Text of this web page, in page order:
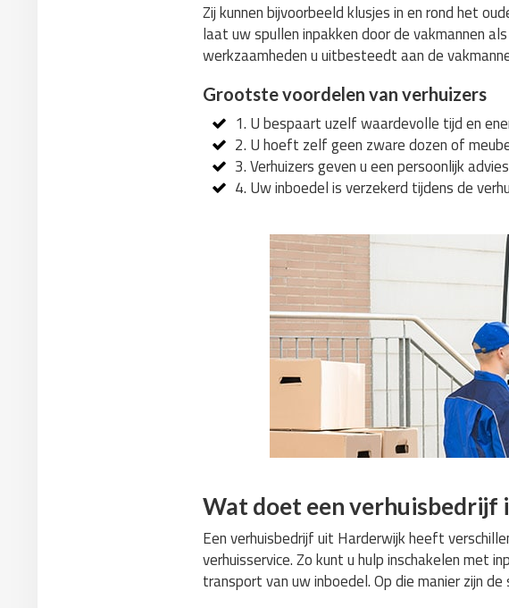
Zij kunnen bijvoorbeeld klusjes in en rond het
laat uw spullen inpakken door de vakmannen
werkzaamheden u uitbesteedt aan de
Grootste voordelen van verhuizers
1. U bespaart uzelf waardevolle tijd en
2. U hoeft zelf geen zware dozen of
3. Verhuizers geven u een persoonlijk
4. Uw inboedel is verzekerd tijdens de
Wat doet een verhuisbedrijf
Een verhuisbedrijf uit Harderwijk heeft
verhuisservice. Zo kunt u hulp inschakelen met
transport van uw inboedel. Op die manier zijn